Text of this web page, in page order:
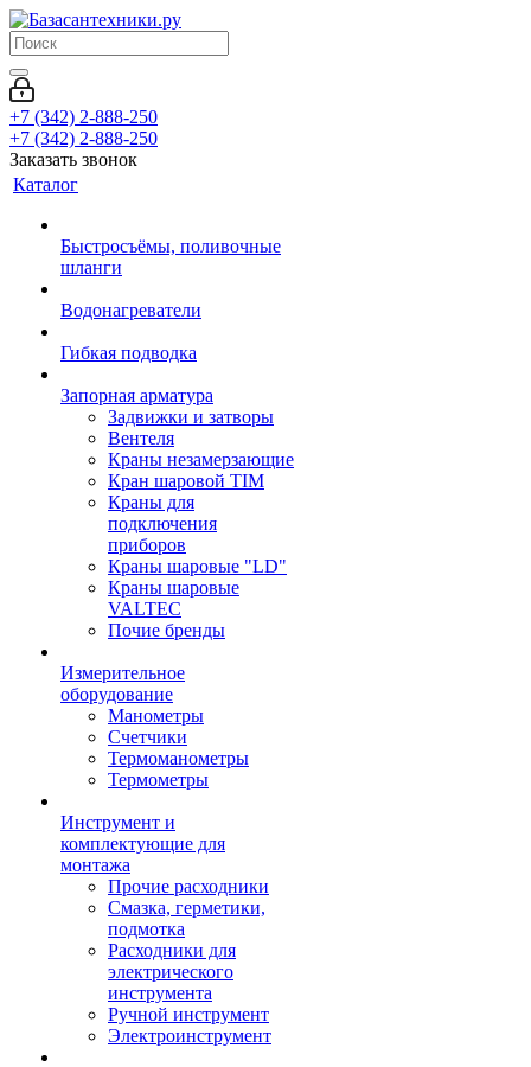
+7 (342) 2-888-250
+7 (342) 2-888-250
Заказать звонок
Каталог
Быстросъёмы, поливочные
шланги
Водонагреватели
Гибкая подводка
Запорная арматура
Задвижки и затворы
Вентеля
Краны незамерзающие
Кран шаровой TIM
Краны для
подключения
приборов
Краны шаровые "LD"
Краны шаровые
VALTEC
Почие бренды
Измерительное
оборудование
Манометры
Счетчики
Термоманометры
Термометры
Инструмент и
комплектующие для
монтажа
Прочие расходники
Смазка, герметики,
подмотка
Расходники для
электрического
инструмента
Ручной инструмент
Электроинструмент